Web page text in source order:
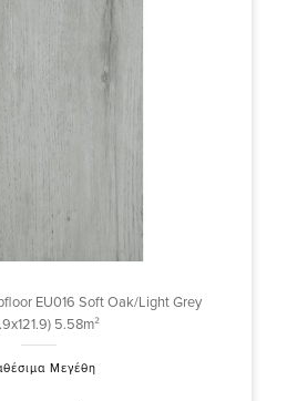
EU016 Soft Oak/Light Grey
5.58m²
Μεγέθη